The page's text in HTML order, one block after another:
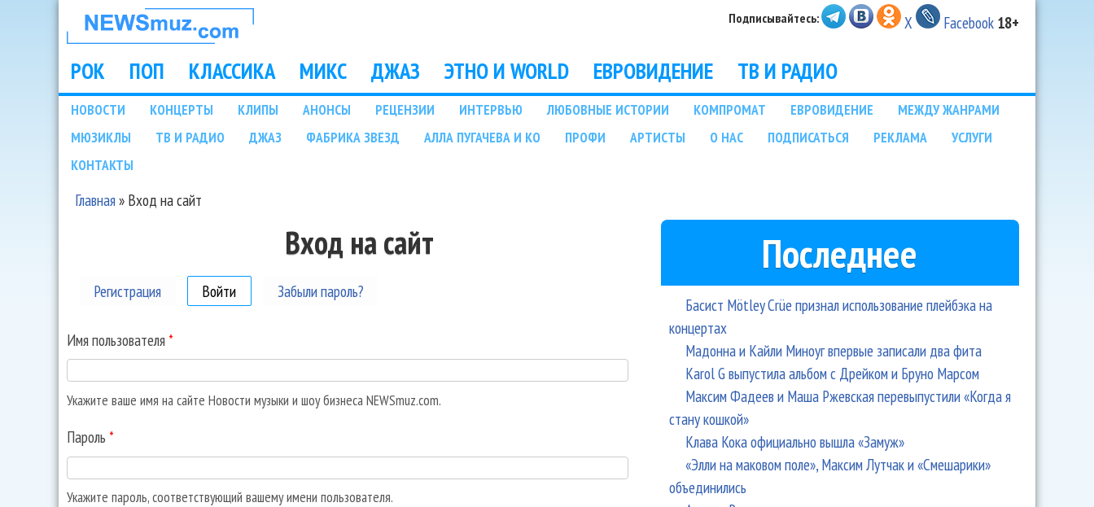
НОВОСТИ
МУЗЫКИ И
ШОУ БИЗНЕСА
NEWSMUZ.COM
Подписывайтесь: X Facebook 18+
Main menu
РОК ПОП КЛАССИКА МИКС ДЖАЗ ЭТНО И WORLD ЕВРОВИДЕНИЕ ТВ И РАДИО
Подразделы
НОВОСТИ КОНЦЕРТЫ КЛИПЫ АНОНСЫ РЕЦЕНЗИИ ИНТЕРВЬЮ ЛЮБОВНЫЕ ИСТОРИИ КОМПРОМАТ ЕВРОВИДЕНИЕ
МЕЖДУ ЖАНРАМИ
МЮЗИКЛЫ
ТВ И РАДИО ДЖАЗ ФАБРИКА ЗВЕЗД АЛЛА ПУГАЧЕВА И КО ПРОФИ АРТИСТЫ О НАС ПОДПИСАТЬСЯ РЕКЛАМА
УСЛУГИ
КОНТАКТЫ
Вы здесь
Главная» Вход на сайт
Вход на сайт
Регистрация Войти (активная вкладка)
Забыли пароль?
Имя пользователя *
Укажите ваше имя на сайте Новости музыки и шоу бизнеса NEWSmuz.com.
Пароль *
Укажите пароль, соответствующий вашему имени пользователя.
Последнее
Басист Mötley Crüe признал использование плейбэка на
концертах
Мадонна и Кайли Миноуг впервые записали два фита
Karol G выпустила альбом с Дрейком и Бруно Марсом
Максим Фадеев и Маша Ржевская перевыпустили «Когда я
стану кошкой»
Клава Кока официально вышла «Замуж»
«Элли на маковом поле», Максим Лутчак и «Смешарики»
объединились